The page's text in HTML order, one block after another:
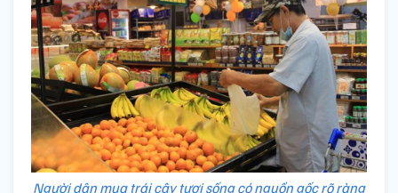
Người dân mua trái cây tươi sống có nguồn gốc rõ ràng